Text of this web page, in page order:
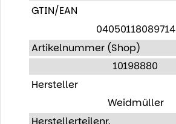
GTIN/EAN
04050118089714
Artikelnummer (Shop)
10198880
Hersteller
Weidmüller
Herstellerteilenr.